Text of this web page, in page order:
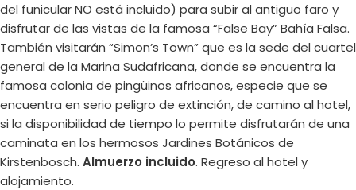
del funicular NO está incluido) para subir al antiguo faro y
disfrutar de las vistas de la famosa “False Bay” Bahía Falsa.
También visitarán “Simon’s Town” que es la sede del cuartel
general de la Marina Sudafricana, donde se encuentra la
famosa colonia de pingüinos africanos, especie que se
encuentra en serio peligro de extinción, de camino al hotel,
si la disponibilidad de tiempo lo permite disfrutarán de una
caminata en los hermosos Jardines Botánicos de
Kirstenbosch. Almuerzo incluido. Regreso al hotel y
alojamiento.